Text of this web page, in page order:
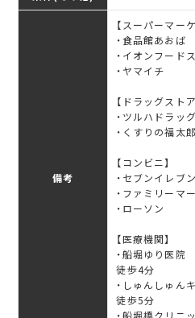
備考
【スーパーマー
・食品館あ
・イオンフー
・ヤマイ
【ドラッグストア
・ツルハドラ
・くすりの福
【コンビニ】
・セブンイレ
・ファミリー
・ローソ
【医療機関】
・船堀ゆ
徒歩4分
・しゅんしゅ
徒歩5分
・船堀橋クリ